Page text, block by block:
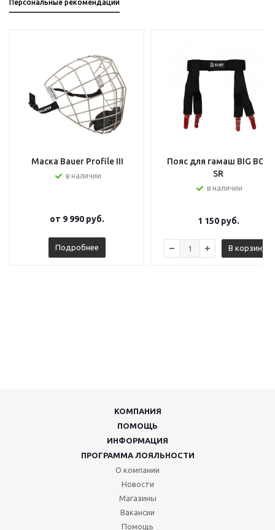
Персональные рекомендации
Маска Bauer Profile III
в наличии
от 9 990 руб.
Подробнее
Пояс для гамаш BIG BOY
SR
в наличии
1 150руб.
В корзину
КОМПАНИЯ
ПОМОЩЬ
ИНФОРМАЦИЯ
ПРОГРАММА ЛОЯЛЬНОСТИ
О компании
Новости
Магазины
Вакансии
Помощь